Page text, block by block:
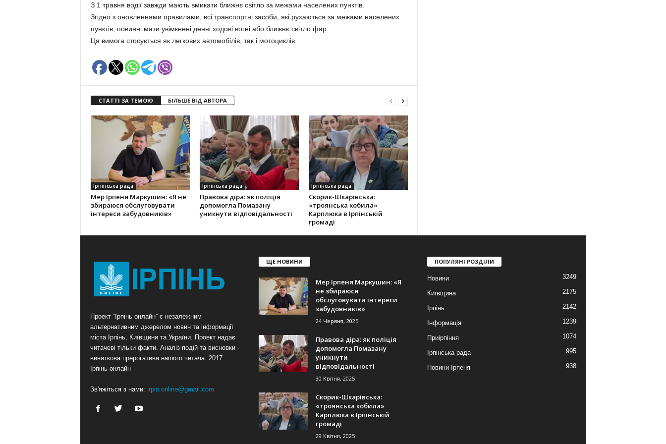
З 1 травня водії завжди мають вмикати ближнє світло за межами населених пунктів.
Згідно з оновленнями правилами, всі транспортні засоби, які рухаються за межами населених
пунктів, повинні мати увімкнені денні ходові вогні або ближнє світло фар.
Ця вимога стосується як легкових автомобілів, так і мотоциклів.
СТАТТІ ЗА ТЕМОЮ БІЛЬШЕ ВІД АВТОРА
Ірпінська рада
Мер Ірпеня Маркушин: «Я не
збираюся обслуговувати
інтереси забудовників»
Ірпінська рада
Правова діра: як поліція
допомогла Помазану
уникнути відповідальності
Ірпінська рада
Скорик-Шкарівська:
«троянська кобила»
Карплюка в Ірпінській
громаді
Проект “Ірпінь онлайн” є незалежним
альтернативним джерелом новин та інформації
міста Ірпінь, Київщини та України. Проект надає
читачеві тільки факти. Аналіз подій та висновки -
виняткова прерогатива нашого читача. 2017
Ірпінь онлайн
Зв'яжіться з нами: irpin.online@gmail.com
ЩЕ НОВИНИ
Мер Ірпеня Маркушин: «Я
не збираюся
обслуговувати інтереси
забудовників»
24 Червня, 2025
Правова діра: як поліція
допомогла Помазану
уникнути
відповідальності
30 Квітня, 2025
Скорик-Шкарівська:
«троянська кобила»
Карплюка в Ірпінській
громаді
29 Квітня, 2025
ПОПУЛЯНІ РОЗДІЛИ
Новини 3249
Київщина 2175
Ірпінь 2142
Інформація 1239
Приірпіння 1074
Ірпінська рада 995
Новини Ірпеня 938